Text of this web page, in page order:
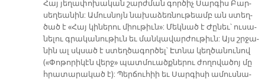
Հայ յե­ղա­փո­խա­կան շարժ­ման գոր­ծիչ Սար­գիս Բար­
սե­ղեա­նին: Ա­մուս­նոյն նա­խա­ձեռ­նու­թեամբ ան ստեղ­
ծած է «Հայ կի­նե­րու միու­թիւ­ն»: Մեկ­նած է Ժը­նեւ՝ ու­սա­
նե­լու գրա­կա­նու­թիւն եւ ման­կա­վար­ժու­թիւն: Այս շրջա­
նին ալ սկսած է ստեղ­ծա­գոր­ծել՝ Էտ­նա կեղ­ծա­նու­նով
(«Փո­թո­րի­կէն վեր­ջ» պատ­մուածք­նե­րու ժո­ղո­վա­ծոյ մը
հրա­տա­րա­կած է): Պեր­ճու­հիի եւ Սար­գի­սի ա­մուս­նա­